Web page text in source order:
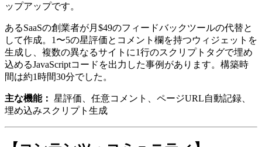
ップアップです。
あるSaaSの創業者が月$49のフィードバックツールの代替と
して作成。1〜5の星評価とコメント欄を持つウィジェットを
生成し、複数の異なるサイトに1行のスクリプトタグで埋め
込めるJavaScriptコードを出力した事例があります。構築時
間は約1時間30分でした。
主な機能： 星評価、任意コメント、ページURL自動記録、
埋め込みスクリプト生成